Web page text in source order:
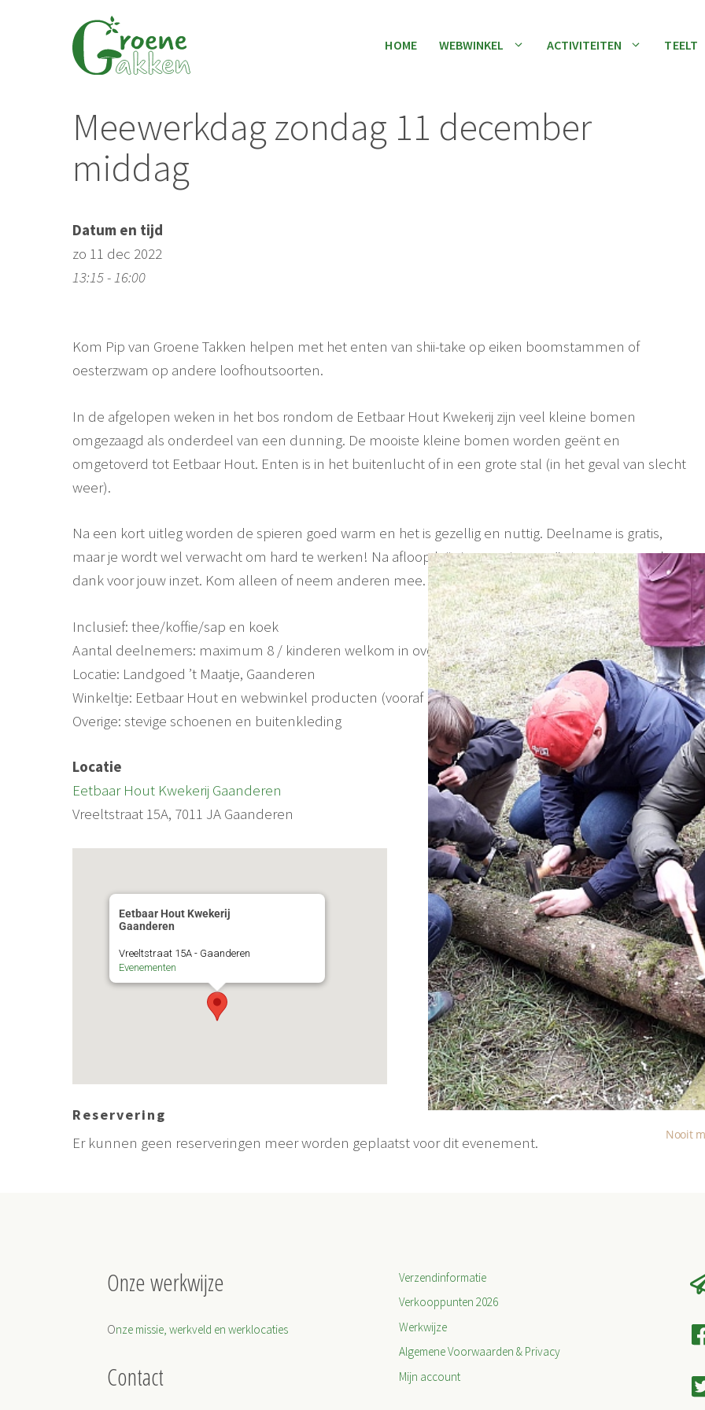
HOME WEBWINKEL ACTIVITEITEN TEELT
Meewerkdag zondag 11 december
middag
Datum en tijd
zo 11 dec 2022
13:15 - 16:00
Kom Pip van Groene Takken helpen met het enten van shii-take op eiken boomstammen of
oesterzwam op andere loofhoutsoorten.
In de afgelopen weken in het bos rondom de Eetbaar Hout Kwekerij zijn veel kleine bomen
omgezaagd als onderdeel van een dunning. De mooiste kleine bomen worden geënt en
omgetoverd tot Eetbaar Hout. Enten is in het buitenlucht of in een grote stal (in het geval van slecht
weer).
Na een kort uitleg worden de spieren goed warm en het is gezellig en nuttig. Deelname is gratis,
maar je wordt wel verwacht om hard te werken! Na afloop krijg je een eigen geënte stam mee als
dank voor jouw inzet. Kom alleen of neem anderen mee.
Inclusief: thee/koffie/sap en koek
Aantal deelnemers: maximum 8 / kinderen welkom in overleg
Locatie: Landgoed ’t Maatje, Gaanderen
Winkeltje: Eetbaar Hout en webwinkel producten (vooraf bestellen)
Overige: stevige schoenen en buitenkleding
Locatie
Eetbaar Hout Kwekerij Gaanderen
Vreeltstraat 15A, 7011 JA Gaanderen
Eetbaar Hout Kwekerij
Gaanderen
Vreeltstraat 15A - Gaanderen
Evenementen
Reservering
Er kunnen geen reserveringen meer worden geplaatst voor dit evenement.
Onze werkwijze
Onze missie, werkveld en werklocaties
Contact
Verzendinformatie
Verkooppunten 2026
Werkwijze
Algemene Voorwaarden & Privacy
Mijn account
Nooit